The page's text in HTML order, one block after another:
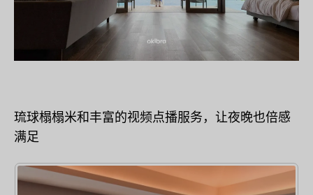
琉球榻榻米和丰富的视频点播服务，让夜晚也倍感
满足